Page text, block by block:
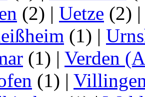
(2) | Uetze (2)
(1) |
(1) | Verden
(1) |